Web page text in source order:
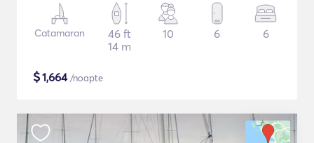
Catamaran
46 ft
14 m
10 6 6
$1,664/noapte